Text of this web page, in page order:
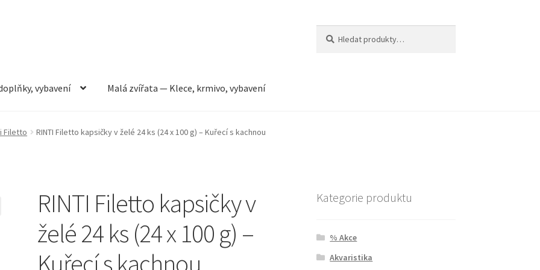
vybavení Malá zvířata — Klece, krmivo, vybavení
vybavení Můj účet Obchod Pokladna Vše pro kočky
Filetto RINTI Filetto kapsičky v želé 24 ks (24 x 100 g) – Kuřecí s kachnou
RINTI Filetto kapsičky v
želé 24 ks (24 x 100 g) –
Kuřecí s kachnou
Kategorie produktu
% Akce
Akvaristika